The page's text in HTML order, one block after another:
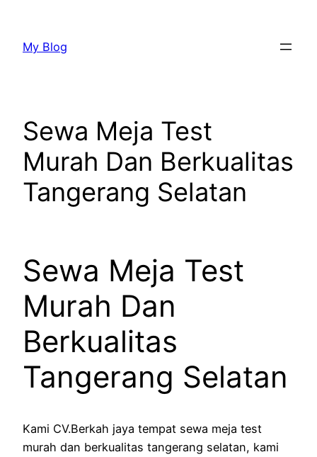
konten
My Blog
Sewa Meja Test
Murah Dan Berkualitas
Tangerang Selatan
Sewa Meja Test
Murah Dan
Berkualitas
Tangerang Selatan
Kami CV.Berkah jaya tempat sewa meja test
murah dan berkualitas tangerang selatan, kami